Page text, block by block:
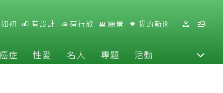
初 有設計 有行旅 願景 我的新聞
癌症 性愛 名人 專題 活動